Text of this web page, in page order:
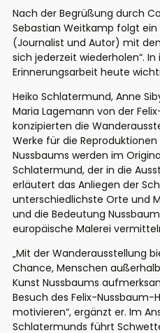
Nach der Begrüßung durch
Sebastian Weitkamp folgt
(Journalist und Autor) mit
sich jederzeit wiederholen“.
Erinnerungsarbeit heute
Heiko Schlatermund, Anne
Maria Lagemann von der
konzipierten die
Werke für die Reproduktionen
Nussbaums werden im
Schlatermund, der in die
erläutert das Anliegen der
unterschiedlichste Orte und
und die Bedeutung
europäische Malerei
„Mit der Wanderausstellung
Chance, Menschen
Kunst Nussbaums
Besuch des Felix-Nussbaum-
motivieren“, ergänzt er. Im
Schlatermunds führt